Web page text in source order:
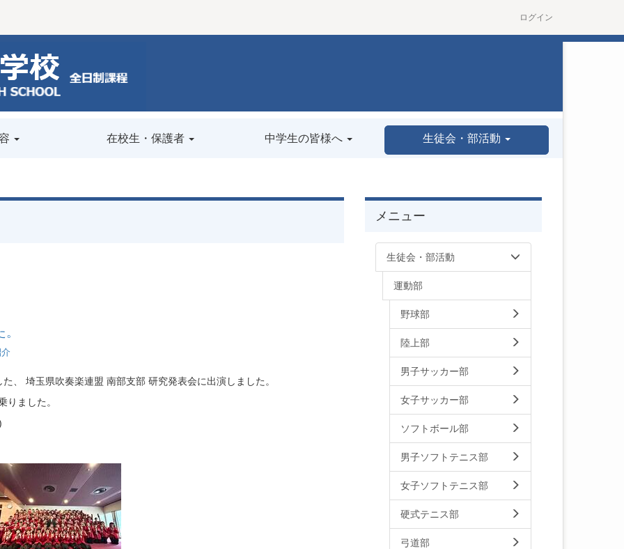
ログイン
在校生・保護者 中学生の皆様へ 生徒会・部活動
、 埼玉県吹奏楽連盟 南部支部 研究発表会に出演しました。
りました。
メニュー
生徒会・部活動
運動部
野球部
陸上部
男子サッカー部
女子サッカー部
ソフトボール部
男子ソフトテニス部
女子ソフトテニス部
硬式テニス部
弓道部